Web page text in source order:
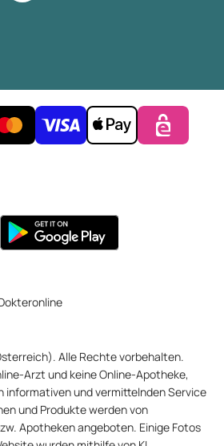
Alle Rechte vorbehalten.
Arzt und keine Online-Apotheke,
informativen und vermittelnden Service
und Produkte werden von
Apotheken angeboten. Einige Fotos